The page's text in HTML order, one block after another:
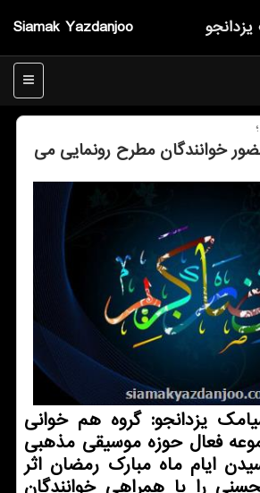
Siamak Yazdanjoo
منو
خوانندگان مطرح رونمایی می
یزدانجو: گروه هم خوانی
فعال حوزه موسیقی مذهبی
ایام ماه مبارک رمضان اثر
را با همراهی خوانندگان